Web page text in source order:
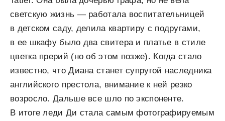
светскую жизнь — работала воспитательницей
в детском саду, делила квартиру с подругами,
в ее шкафу было два свитера и платье в стиле
цветка прерий (но об этом позже). Когда стало
известно, что Диана станет супругой наследника
английского престола, внимание к ней резко
возросло. Дальше все шло по экспоненте.
В итоге леди Ди стала самым фотографируемым